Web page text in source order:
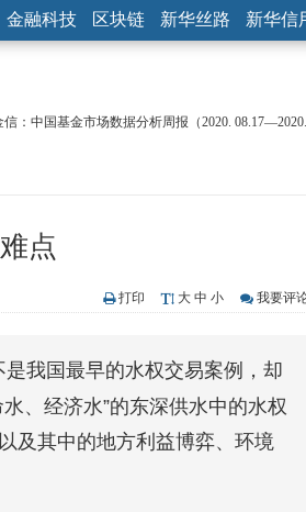
金融科技 区块链 新华丝路 新华信
：中国基金市场数据分析周报（2020.
：中国基金市场数据分析周报（2020.
财经调查】同业存单、结构性存款玩起“跷跷板” 结构
开市场净投放300亿元 短端资金利率明显下行
源：北斗收官之星发射成功，全产业链解析
点
打印 大 中 小 我要评
我国最早的水权交易案例，却
、经济水”的东深供水中的水权
及其中的地方利益博弈、环境